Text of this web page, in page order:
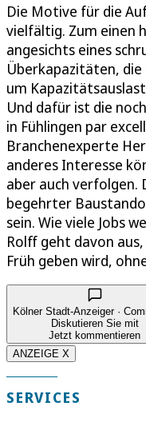
Die Motive für die
vielfältig. Zum einen
angesichts eines
Überkapazitäten, die
um
Und dafür ist die
in Fühlingen par
Branchenexperte
anderes Interesse
aber auch verfolgen.
begehrter
sein. Wie viele Jobs
Rolff geht davon
Früh geben wird,
Kölner Stadt-Anzeiger ·
Diskutieren Sie mit
Jetzt kommentieren
ANZEIGE X
SERVICES